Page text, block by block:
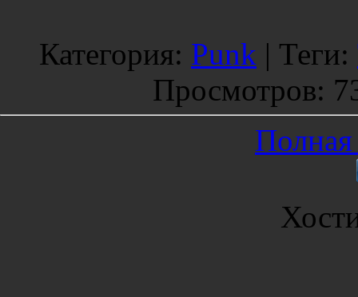
Категория: Punk | Теги:
Просмотров:
Полная